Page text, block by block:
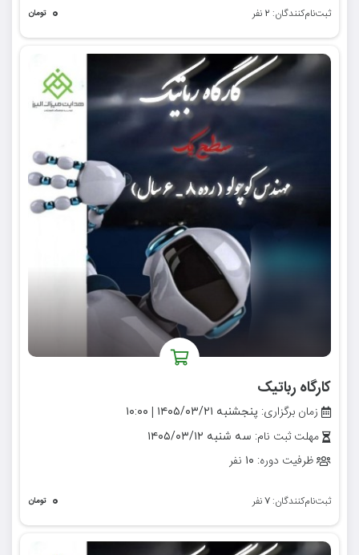
ثبت‌نام‌کنندگان: ۲ نفر ۰ تومان
کارگاه رباتیک
زمان برگزاری: پنجشنبه ۱۴۰۵/۰۳/۲۱ | ۱۰:۰۰
مهلت ثبت نام: سه شنبه ۱۴۰۵/۰۳/۱۲
ظرفیت دوره: ۱۰ نفر
ثبت‌نام‌کنندگان:۷نفر ۰ تومان